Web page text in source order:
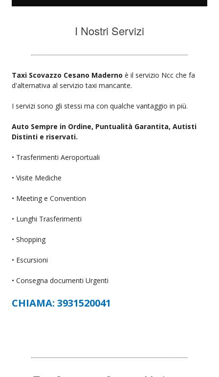
I Nostri Servizi
Taxi Scovazzo Cesano Maderno è il servizio Ncc che fa
d'alternativa al servizio taxi mancante.
I servizi sono gli stessi ma con qualche vantaggio in più.
Auto Sempre in Ordine, Puntualità Garantita, Autisti
Distinti e riservati.
• Trasferimenti Aeroportuali
• Visite Mediche
• Meeting e Convention
• Lunghi Trasferimenti
• Shopping
• Escursioni
• Consegna documenti Urgenti
CHIAMA: 3931520041